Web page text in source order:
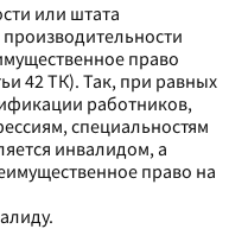
или штата
право
42 ТК). Так, при равных
работников,
специальностям
инвалидом, а
право на